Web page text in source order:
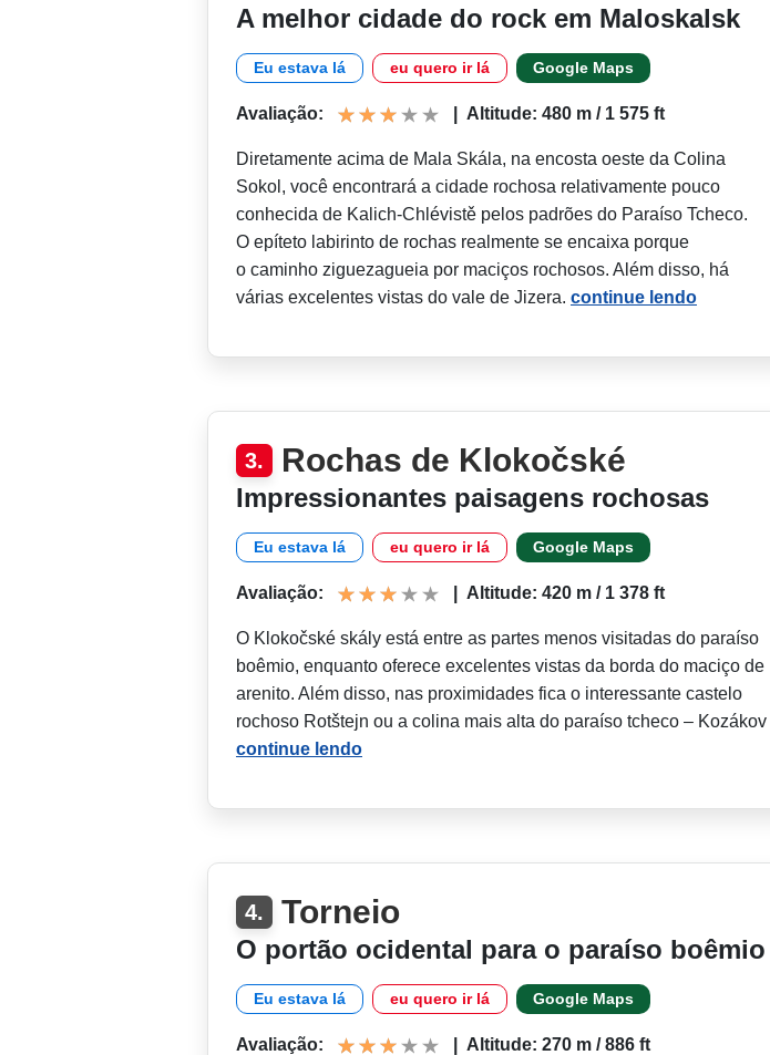
A melhor cidade do rock em Maloskalsk
Eu estava lá eu quero ir lá Google Maps
Avaliação: Altitude: 480 m / 1 575 ft
Diretamente acima de Mala Skála, na encosta oeste da Colina
Sokol, você encontrará a cidade rochosa relativamente pouco
conhecida de Kalich-Chlévistě pelos padrões do Paraíso Tcheco.
O epíteto labirinto de rochas realmente se encaixa porque
o caminho ziguezagueia por maciços rochosos. Além disso, há
várias excelentes vistas do vale de Jizera. continue lendo
3. Rochas de Klokočské
Impressionantes paisagens rochosas
Eu estava lá eu quero ir lá Google Maps
Avaliação: Altitude: 420 m / 1 378 ft
O Klokočské skály está entre as partes menos visitadas do paraíso
boêmio, enquanto oferece excelentes vistas da borda do maciço de
arenito. Além disso, nas proximidades fica o interessante castelo
rochoso Rotštejn ou a colina mais alta do paraíso tcheco – Kozákov
continue lendo
4. Torneio
O portão ocidental para o paraíso boêmio
Eu estava lá eu quero ir lá Google Maps
Avaliação: Altitude: 270 m / 886 ft